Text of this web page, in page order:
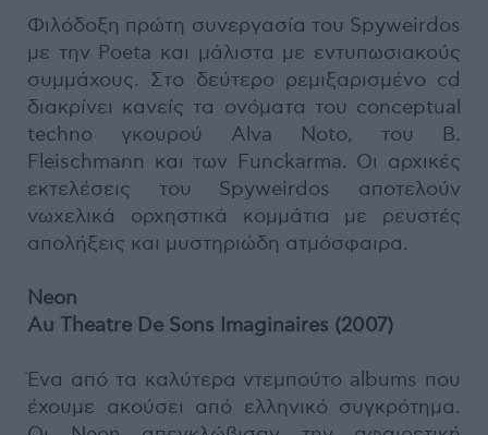
Φιλόδοξη πρώτη συνεργασία του Spyweirdos
με την Poeta και μάλιστα με εντυπωσιακούς
συμμάχους. Στο δεύτερο ρεμιξαρισμένο cd
διακρίνει κανείς τα ονόματα του conceptual
techno γκουρού Alva Noto, του Β.
Fleischmann και των Funckarma. Οι αρχικές
εκτελέσεις του Spyweirdos αποτελούν
νωχελικά ορχηστικά κομμάτια με ρευστές
απολήξεις και μυστηριώδη ατμόσφαιρα.
Neon
Au Theatre De Sons Imaginaires (2007)
Ένα από τα καλύτερα ντεμπούτo albums που
έχουμε ακούσει από ελληνικό συγκρότημα.